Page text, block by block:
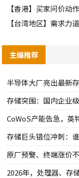
【台湾地区】需求力
主编推荐
半导体大厂亮出最新
存储突围：国内企业
CoWoS产能告急，英
存储巨头错位冲刺：
原厂预警、终端涨价
2026年，处理器、存